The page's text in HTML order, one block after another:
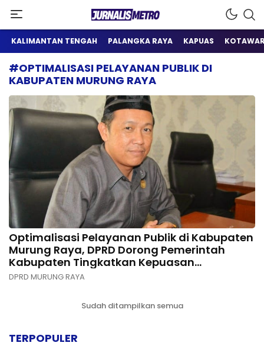
Jurnalis Metro
Satu Wadah Informasi
KALIMANTAN TENGAH PALANGKA RAYA KAPUAS
#OPTIMALISASI PELAYANAN PUBLIK DI
KABUPATEN MURUNG RAYA
Optimalisasi Pelayanan Publik di Kabupaten
Murung Raya, DPRD Dorong Pemerintah
Kabupaten Tingkatkan Kepuasan
Masyarakat
DPRD MURUNG RAYA
Sudah ditampilkan semua
TERPOPULER